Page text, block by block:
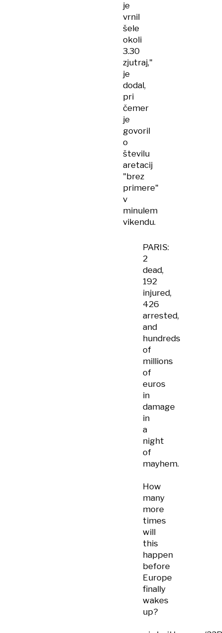
je
vrnil
šele
okoli
3.30
zjutraj,"
je
dodal,
pri
čemer
je
govoril
o
številu
aretacij
"brez
primere"
v
minulem
vikendu.
PARIS:
2
dead,
192
injured,
426
arrested,
and
hundreds
of
millions
of
euros
in
damage
in
a
night
of
mayhem.
How
many
more
times
will
this
happen
before
Europe
finally
wakes
up?